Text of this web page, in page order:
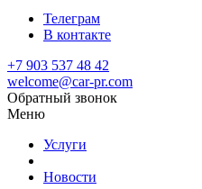
Телеграм
В контакте
+7 903 537 48 42
welcome@car-pr.com
Обратный звонок
Меню
Услуги
Новости